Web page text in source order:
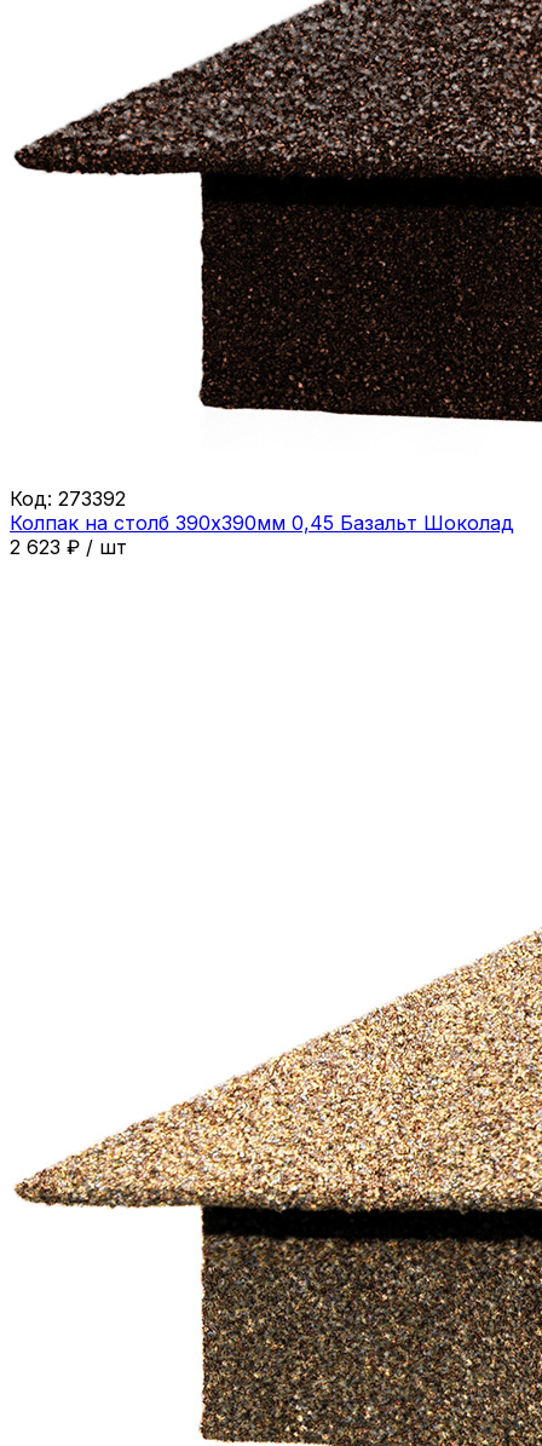
Код: 273392
Колпак на столб 390х390мм 0,45 Базальт Шоколад
2 623 ₽ / шт